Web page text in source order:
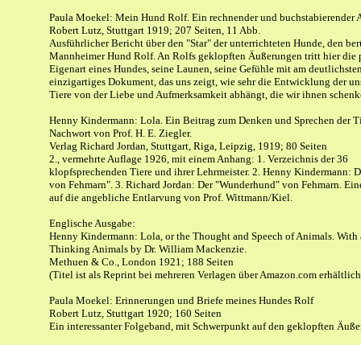
Paula Moekel: Mein Hund Rolf. Ein rechnender und buchstabierender
Robert Lutz, Stuttgart 1919; 207 Seiten, 11 Abb.
Ausführlicher Bericht über den "Star" der unterrichteten Hunde, den
Mannheimer Hund Rolf. An Rolfs geklopften Äußerungen tritt hier die
Eigenart eines Hundes, seine Launen, seine Gefühle mit am
einzigartiges Dokument, das uns zeigt, wie sehr die Entwicklung der
Tiere von der Liebe und Aufmerksamkeit abhängt, die wir ihnen
Henny Kindermann: Lola. Ein Beitrag zum Denken und Sprechen der
Nachwort von Prof. H. E. Ziegler.
Verlag Richard Jordan, Stuttgart, Riga, Leipzig, 1919; 80 Seiten
2., vermehrte Auflage 1926, mit einem Anhang: 1. Verzeichnis der 36
klopfsprechenden Tiere und ihrer Lehrmeister. 2. Henny Kindermann:
von Fehmarn". 3. Richard Jordan: Der "Wunderhund" von Fehmarn.
auf die angebliche Entlarvung von Prof. Wittmann/Kiel.
Englische Ausgabe:
Henny Kindermann: Lola, or the Thought and Speech of Animals. With
Thinking Animals by Dr. William Mackenzie.
Methuen & Co., London 1921; 188 Seiten
(Titel ist als Reprint bei mehreren Verlagen über Amazon.com
Paula Moekel: Erinnerungen und Briefe meines Hundes Rolf
Robert Lutz, Stuttgart 1920; 160 Seiten
Ein interessanter Folgeband, mit Schwerpunkt auf den geklopften